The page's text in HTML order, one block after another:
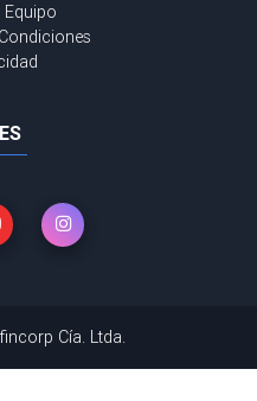
Cía. Ltda.